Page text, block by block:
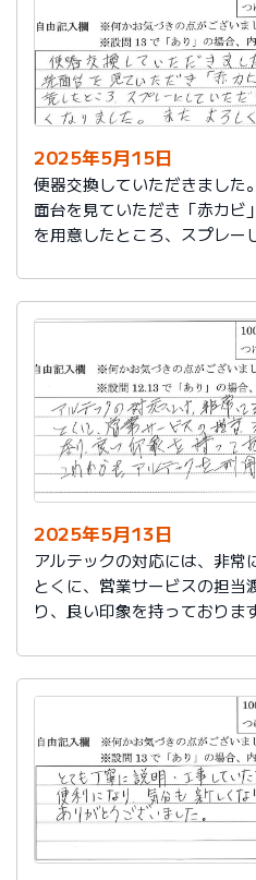
2025年5月15日
便器交換していただきました
面台を見ていただき「赤カビ
を用意したところ、スプレー
2025年5月13日
アルテックの対応には、非常
とくに、営業サービスの担当
り、良い印象を持っておりま